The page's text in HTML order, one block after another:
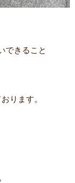
できること
ります。